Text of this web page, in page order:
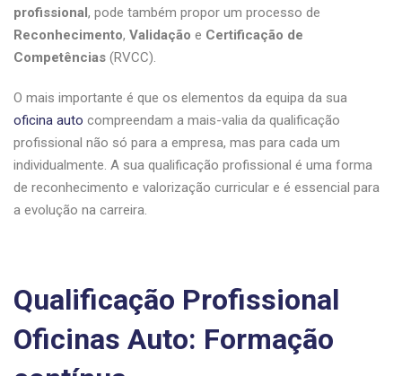
profissional, pode também propor um processo de
Reconhecimento, Validação e Certificação de
Competências (RVCC).
O mais importante é que os elementos da equipa da sua
oficina auto compreendam a mais-valia da qualificação
profissional não só para a empresa, mas para cada um
individualmente. A sua qualificação profissional é uma forma
de reconhecimento e valorização curricular e é essencial para
a evolução na carreira.
Qualificação Profissional
Oficinas Auto: Formação